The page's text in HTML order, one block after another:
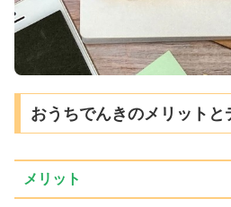
おうちでんきのメリットと
メリット